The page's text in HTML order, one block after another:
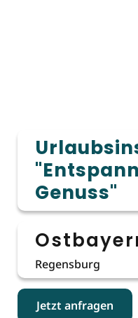
Genuss"
Regensburg
Jetzt anfragen